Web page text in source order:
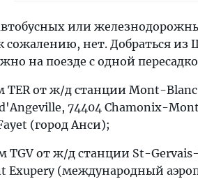
или
сожалению, нет. Добраться из
на поезде с одной
TER от ж/д станции Mont-
74404 Chamonix-
(город Анси);
TGV от ж/д станции St-
Exupery (международный